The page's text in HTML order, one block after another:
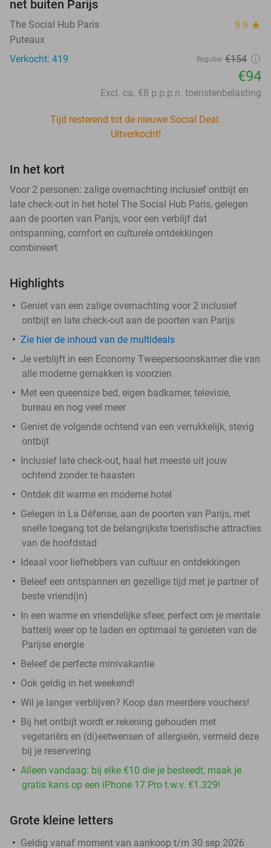
net buiten Parijs
The Social Hub Paris 9.9 star
Puteaux
Verkocht: 419
Regulier €154
€94
Excl. ca. €8 p.p.p.n. toeristenbelasting
Tijd resterend tot de nieuwe Social Deal:
Uitverkocht!
In het kort
Voor 2 personen: zalige overnachting inclusief ontbijt en
late check-out in het hotel The Social Hub Paris, gelegen
aan de poorten van Parijs, voor een verblijf dat
ontspanning, comfort en culturele ontdekkingen
combineert
Highlights
​Geniet van een zalige overnachting voor 2 inclusief
ontbijt en late check-out aan de poorten van Parijs
Zie hier de inhoud van de multideals
Je verblijft in een Economy Tweepersoonskamer die van
alle moderne gemakken is voorzien
Met een queensize bed, eigen badkamer, televisie,
bureau en nog veel meer
Geniet de volgende ochtend van een verrukkelijk, stevig
ontbijt
Inclusief late check-out, haal het meeste uit jouw
ochtend zonder te haasten
Ontdek dit warme en moderne hotel
Gelegen in La Défense, aan de poorten van Parijs, met
snelle toegang tot de belangrijkste toeristische attracties
van de hoofdstad
Ideaal voor liefhebbers van cultuur en ontdekkingen
Beleef een ontspannen en gezellige tijd met je partner of
beste vriend(in)
In een warme en vriendelijke sfeer, perfect om je mentale
batterij weer op te laden en optimaal te genieten van de
Parijse energie
Beleef de perfecte minivakantie
Ook geldig in het weekend!
Wil je langer verblijven? Koop dan meerdere vouchers!
Bij het ontbijt wordt er rekening gehouden met
vegetariërs en (di)eetwensen of allergieën, vermeld deze
bij je reservering
Alleen vandaag: bij elke €10 die je besteedt, maak je
gratis kans op een iPhone 17 Pro t.w.v. €1.329!
Grote kleine letters
Geldig vanaf moment van aankoop t/m 30 sep 2026